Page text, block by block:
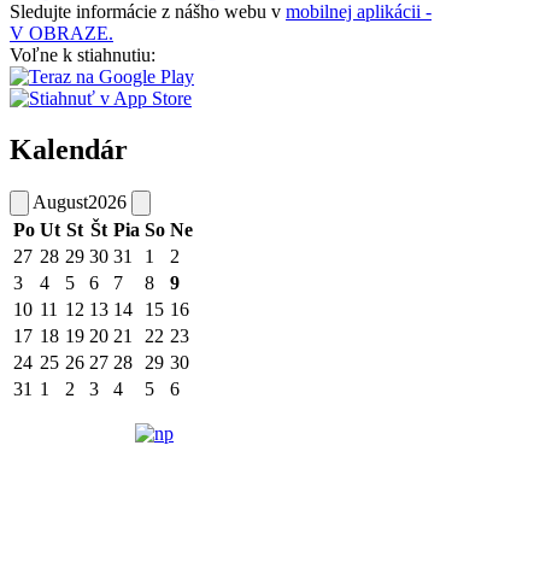
Sledujte informácie z nášho webu v mobilnej aplikácii -
V OBRAZE.
Voľne k stiahnutiu:
Kalendár
August2026
Po Ut St Št Pia So Ne
27 28 29 30 31 1
2
3
4 5 6 7 8
9
10 11 12 13 14 15 16
17 18 19 20 21 22 23
24 25 26 27 28 29 30
31 1 2 3 4 5 6